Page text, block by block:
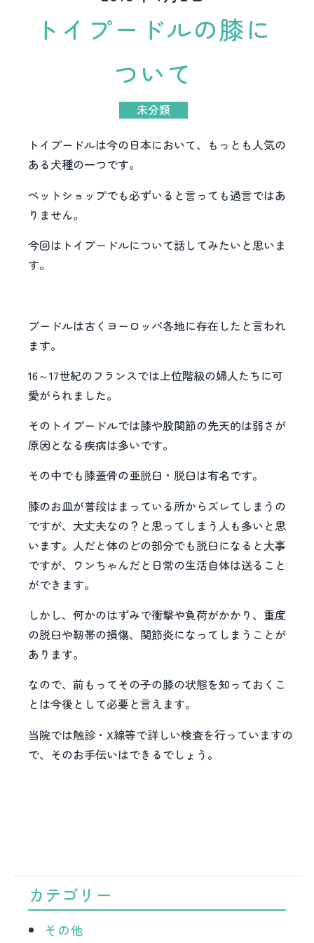
トイプードルの膝に
ついて
未分類
トイプードルは今の日本において、もっとも人気の
ある犬種の一つです。
ペットショップでも必ずいると言っても過言ではあ
りません。
今回はトイプードルについて話してみたいと思いま
す。
プードルは古くヨーロッパ各地に存在したと言われ
ます。
16～17世紀のフランスでは上位階級の婦人たちに可
愛がられました。
そのトイプードルでは膝や股関節の先天的は弱さが
原因となる疾病は多いです。
その中でも膝蓋骨の亜脱臼・脱臼は有名です。
膝のお皿が普段はまっている所からズレてしまうの
ですが、大丈夫なの？と思ってしまう人も多いと思
います。人だと体のどの部分でも脱臼になると大事
ですが、ワンちゃんだと日常の生活自体は送ること
ができます。
しかし、何かのはずみで衝撃や負荷がかかり、重度
の脱臼や靭帯の損傷、関節炎になってしまうことが
あります。
なので、前もってその子の膝の状態を知っておくこ
とは今後として必要と言えます。
当院では触診・X線等で詳しい検査を行っていますの
で、そのお手伝いはできるでしょう。
カテゴリー
その他